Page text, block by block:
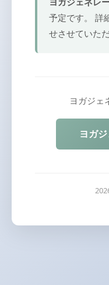
予定です。 詳
せさせていた
ヨガジェ
ヨガ